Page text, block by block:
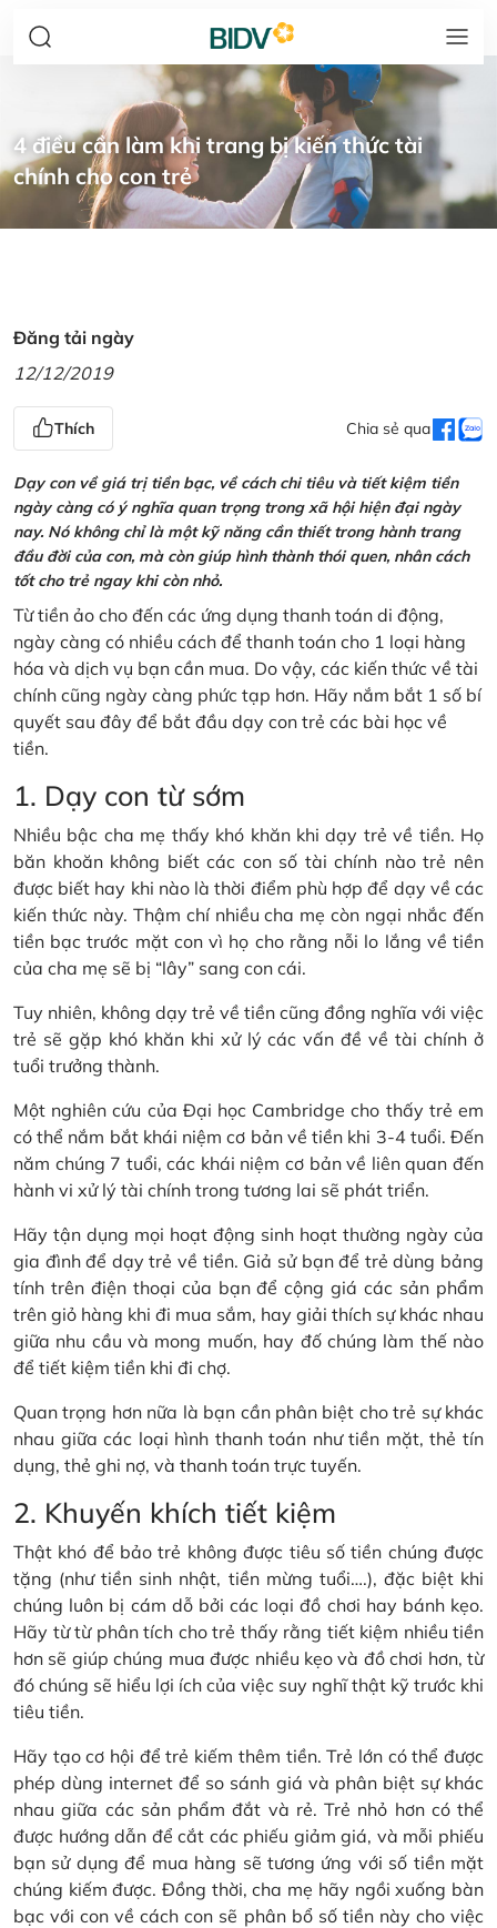
4 điều cần làm khi trang bị kiến thức tài
chính cho con trẻ
Đăng tải ngày
12/12/2019
Thích Chia sẻ qua
Dạy con về giá trị tiền bạc, về cách chi tiêu và tiết kiệm tiền
ngày càng có ý nghĩa quan trọng trong xã hội hiện đại ngày
nay. Nó không chỉ là một kỹ năng cần thiết trong hành trang
đầu đời của con, mà còn giúp hình thành thói quen, nhân cách
tốt cho trẻ ngay khi còn nhỏ.
Từ tiền ảo cho đến các ứng dụng thanh toán di động,
ngày càng có nhiều cách để thanh toán cho 1 loại hàng
hóa và dịch vụ bạn cần mua. Do vậy, các kiến thức về tài
chính cũng ngày càng phức tạp hơn. Hãy nắm bắt 1 số bí
quyết sau đây để bắt đầu dạy con trẻ các bài học về
tiền.
1. Dạy con từ sớm
Nhiều bậc cha mẹ thấy khó khăn khi dạy trẻ về tiền. Họ
băn khoăn không biết các con số tài chính nào trẻ nên
được biết hay khi nào là thời điểm phù hợp để dạy về các
kiến thức này. Thậm chí nhiều cha mẹ còn ngại nhắc đến
tiền bạc trước mặt con vì họ cho rằng nỗi lo lắng về tiền
của cha mẹ sẽ bị “lây” sang con cái.
Tuy nhiên, không dạy trẻ về tiền cũng đồng nghĩa với việc
trẻ sẽ gặp khó khăn khi xử lý các vấn đề về tài chính ở
tuổi trưởng thành.
Một nghiên cứu của Đại học Cambridge cho thấy trẻ em
có thể nắm bắt khái niệm cơ bản về tiền khi 3-4 tuổi. Đến
năm chúng 7 tuổi, các khái niệm cơ bản về liên quan đến
hành vi xử lý tài chính trong tương lai sẽ phát triển.
Hãy tận dụng mọi hoạt động sinh hoạt thường ngày của
gia đình để dạy trẻ về tiền. Giả sử bạn để trẻ dùng bảng
tính trên điện thoại của bạn để cộng giá các sản phẩm
trên giỏ hàng khi đi mua sắm, hay giải thích sự khác nhau
giữa nhu cầu và mong muốn, hay đố chúng làm thế nào
để tiết kiệm tiền khi đi chợ.
Quan trọng hơn nữa là bạn cần phân biệt cho trẻ sự khác
nhau giữa các loại hình thanh toán như tiền mặt, thẻ tín
dụng, thẻ ghi nợ, và thanh toán trực tuyến.
2. Khuyến khích tiết kiệm
Thật khó để bảo trẻ không được tiêu số tiền chúng được
tặng (như tiền sinh nhật, tiền mừng tuổi….), đặc biệt khi
chúng luôn bị cám dỗ bởi các loại đồ chơi hay bánh kẹo.
Hãy từ từ phân tích cho trẻ thấy rằng tiết kiệm nhiều tiền
hơn sẽ giúp chúng mua được nhiều kẹo và đồ chơi hơn, từ
đó chúng sẽ hiểu lợi ích của việc suy nghĩ thật kỹ trước khi
tiêu tiền.
Hãy tạo cơ hội để trẻ kiếm thêm tiền. Trẻ lớn có thể được
phép dùng internet để so sánh giá và phân biệt sự khác
nhau giữa các sản phẩm đắt và rẻ. Trẻ nhỏ hơn có thể
được hướng dẫn để cắt các phiếu giảm giá, và mỗi phiếu
bạn sử dụng để mua hàng sẽ tương ứng với số tiền mặt
chúng kiếm được. Đồng thời, cha mẹ hãy ngồi xuống bàn
bạc với con về cách con sẽ phân bổ số tiền này cho việc